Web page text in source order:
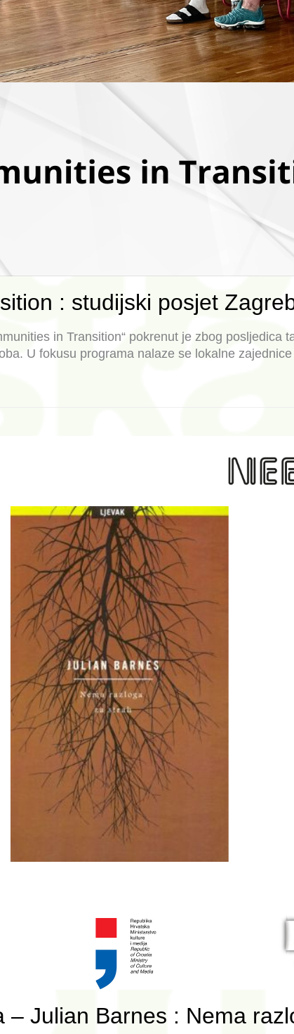
: studijski posjet
in Transition“ pokrenut je zbog posljedica
U fokusu programa nalaze se lokalne
– Julian Barnes : Nema